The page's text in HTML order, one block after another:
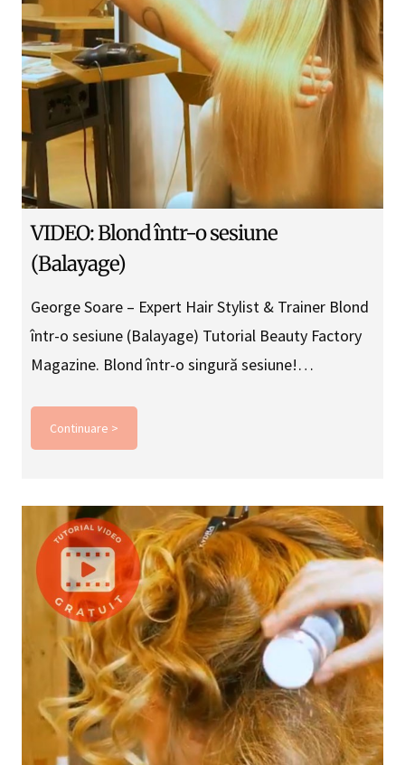
VIDEO: Blond într-o sesiune
(Balayage)
George Soare – Expert Hair Stylist & Trainer Blond
într-o sesiune (Balayage) Tutorial Beauty Factory
Magazine. Blond într-o singură sesiune!…
Continuare >